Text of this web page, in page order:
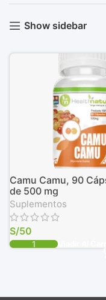
Show sidebar
Camu Camu, 90
de 500 mg
Suplementos
S/50
Añadir Al